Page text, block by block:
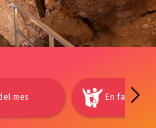
mes En família